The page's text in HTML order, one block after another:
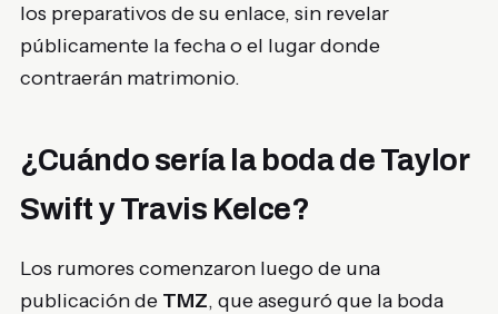
los preparativos de su enlace, sin revelar
públicamente la fecha o el lugar donde
contraerán matrimonio.
¿Cuándo sería la boda de Taylor
Swift y Travis Kelce?
Los rumores comenzaron luego de una
publicación de TMZ, que aseguró que la boda